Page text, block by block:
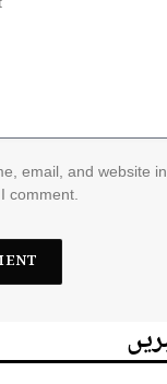
email, and website
comment.